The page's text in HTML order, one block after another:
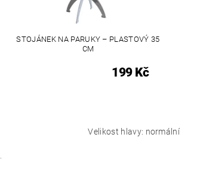
STOJÁNEK NA PARUKY – PLASTOVÝ 35
CM
199 Kč
Velikost hlavy: normální